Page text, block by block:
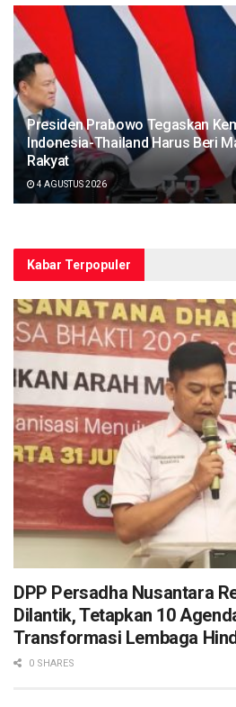
Presiden Prabowo Tegaskan
Indonesia-Thailand Harus Beri
Rakyat
4 AGUSTUS 2026
Kabar Terpopuler
DPP Persadha Nusantara
Dilantik, Tetapkan 10
Transformasi Lembaga
0 SHARES